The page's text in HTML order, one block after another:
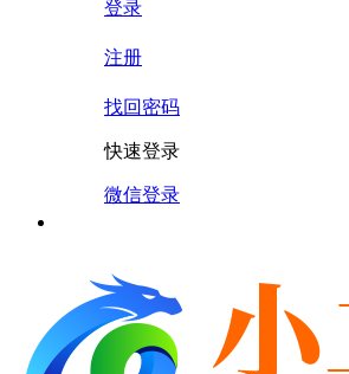
登录
注册
找回密码
快速登录
微信登录